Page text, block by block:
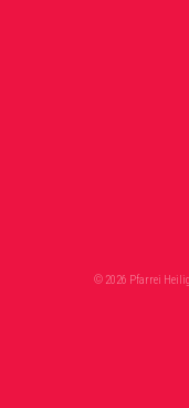
© 2026 Pfarrei